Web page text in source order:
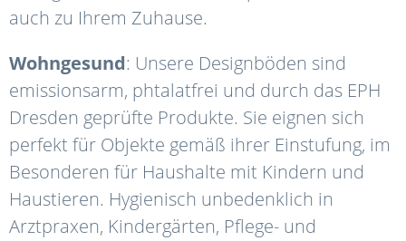
auch zu Ihrem Zuhause.
Wohngesund: Unsere Designböden sind
emissionsarm, phtalatfrei und durch das EPH
Dresden geprüfte Produkte. Sie eignen sich
perfekt für Objekte gemäß ihrer Einstufung, im
Besonderen für Haushalte mit Kindern und
Haustieren. Hygienisch unbedenklich in
Arztpraxen, Kindergärten, Pflege- und